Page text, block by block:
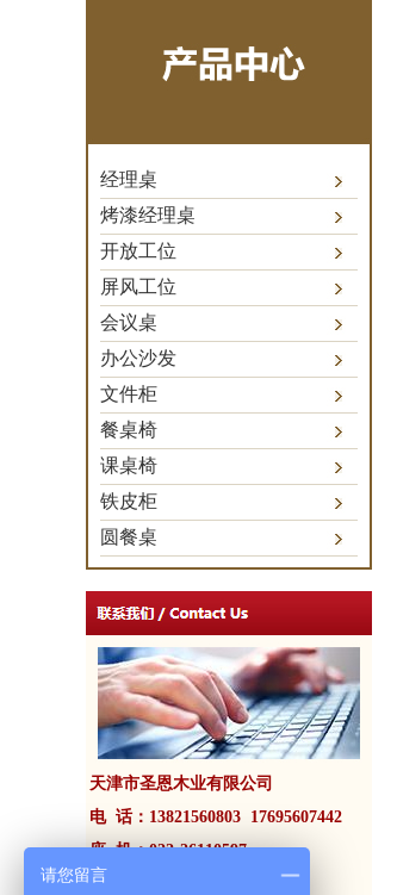
经理桌
烤漆经理桌
开放工位
屏风工位
会议桌
办公沙发
文件柜
餐桌椅
课桌椅
铁皮柜
圆餐桌
天津市圣恩木业有限公司
电 话：13821560803 17695607442
座 机：022-26110597
联系人：潘经理
请您留言